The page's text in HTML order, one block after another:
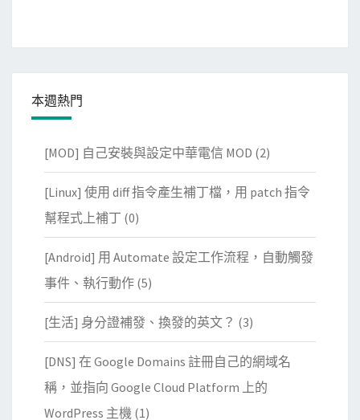
本週熱門
[MOD] 自己安裝與設定中華電信 MOD (2)
[Linux] 使用 diff 指令產生補丁檔，用 patch 指令
幫程式上補丁 (0)
[Android] 用 Automate 設定工作流程，自動觸發
事件、執行動作 (5)
[生活] 身分證補發、換發的英文？ (3)
[DNS] 在 Google Domains 註冊自己的網域名
稱，並指向 Google Cloud Platform 上的
WordPress 主機 (1)